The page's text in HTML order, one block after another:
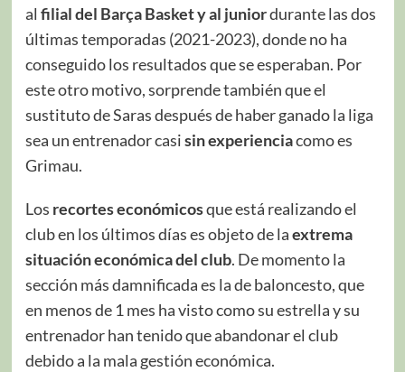
al filial del Barça Basket y al juniordurante las dos
últimas temporadas (2021-2023), donde no ha
conseguido los resultados que se esperaban. Por
este otro motivo, sorprende también que el
sustituto de Saras después de haber ganado la liga
sea un entrenador casisin experienciacomo es
Grimau.
Los recortes económicosque está realizando el
club en los últimos días es objeto de laextrema
situación económica del club. De momento la
sección más damnificada es la de baloncesto, que
en menos de 1 mes ha visto como su estrella y su
entrenador han tenido que abandonar el club
debido a la mala gestión económica.